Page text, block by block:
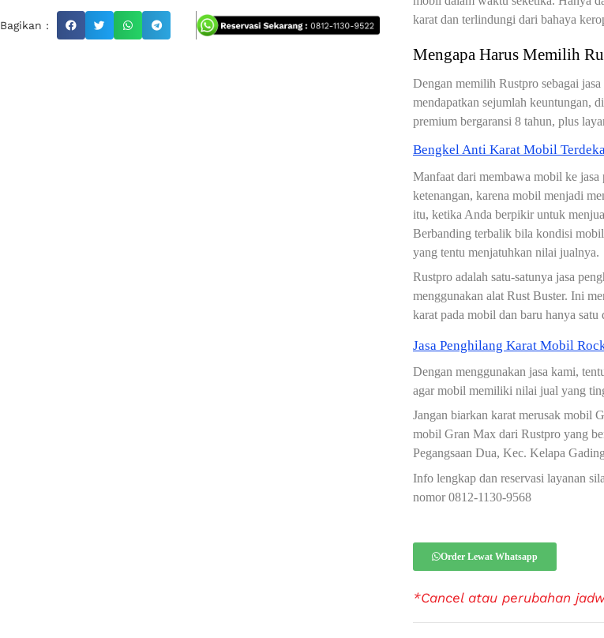
Bagikan :
karat dan terlindungi dari bahaya
Mengapa Harus Memilih
Dengan memilih Rustpro sebagai
mendapatkan sejumlah keuntungan,
premium bergaransi 8 tahun, plus
Bengkel Anti Karat Mobil
Manfaat dari membawa mobil ke
ketenangan, karena mobil menjadi
itu, ketika Anda berpikir untuk
Berbanding terbalik bila kondisi
yang tentu menjatuhkan nilai jualnya.
Rustpro adalah satu-satunya jasa
menggunakan alat Rust Buster. Ini
karat pada mobil dan baru hanya satu
Jasa Penghilang Karat Mobil
Dengan menggunakan jasa kami,
agar mobil memiliki nilai jual yang
Jangan biarkan karat merusak mobil
mobil Gran Max dari Rustpro yang
Pegangsaan Dua, Kec. Kelapa
Info lengkap dan reservasi layanan
nomor 0812-1130-9568
Order Lewat Whatsapp
*Cancel atau perubahan